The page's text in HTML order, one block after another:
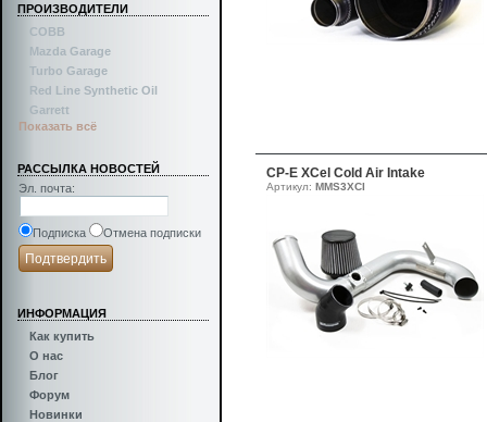
ПРОИЗВОДИТЕЛИ
COBB
Mazda Garage
Turbo Garage
Red Line Synthetic Oil
Garrett
Показать всё
РАССЫЛКА НОВОСТЕЙ
Эл. почта:
Подписка Отмена подписки
ИНФОРМАЦИЯ
Как купить
О нас
Блог
Форум
Новинки
CP-E XCel Cold Air Intake
Артикул: MMS3XCI